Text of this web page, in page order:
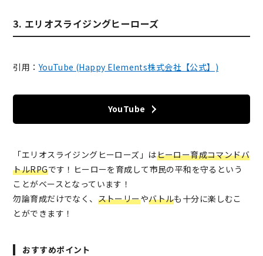
3. エリオスライジングヒーローズ
引用：YouTube (Happy Elements株式会社【公式】)
YouTube
「エリオスライジングヒーローズ」はヒーロー育成コマンドバ
トルRPGです！ヒーローを育成して市民の平和を守るという
ことがベースとなっています！
勿論育成だけでなく、 ストーリーやバトルも十分に楽しむこ
とができます！
おすすめポイント